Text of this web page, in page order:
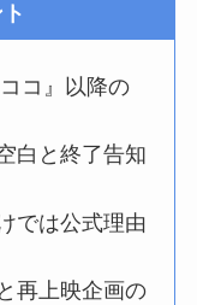
コ』以降の
白と終了告知
では公式理由
再上映企画の